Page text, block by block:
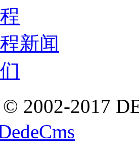
新闻
2002-2017